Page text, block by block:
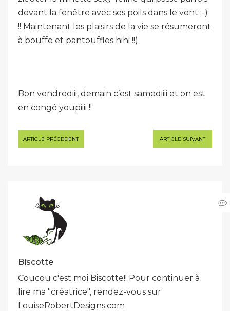
devant la fenêtre avec ses poils dans le vent ;-)
!! Maintenant les plaisirs de la vie se résumeront
à bouffe et pantouffles hihi !!)
Bon vendrediii, demain c’est samediiii et on est
en congé youpiiii !!
Navigation
de
ARTICLE PRÉCÉDENT ARTICLE SUIVANT
Biscotte
Coucou c'est moi Biscotte!! Pour continuer à
lire ma "créatrice", rendez-vous sur
LouiseRobertDesigns.com